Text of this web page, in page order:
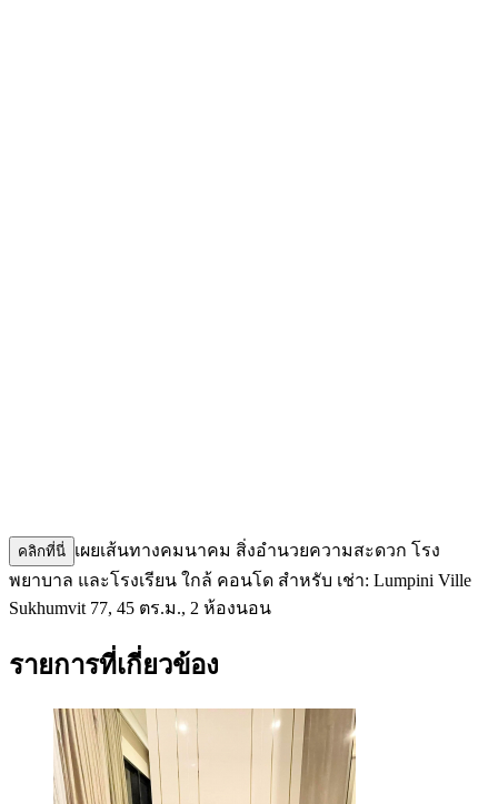
คลิกที่นี่ เผยเส้นทางคมนาคม สิ่งอำนวยความสะดวก โรง
พยาบาล และโรงเรียน ใกล้ คอนโด สำหรับ เช่า: Lumpini Ville
Sukhumvit 77, 45 ตร.ม., 2 ห้องนอน
รายการที่เกี่ยวข้อง